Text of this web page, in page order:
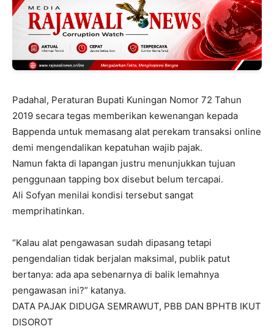
Padahal, Peraturan Bupati Kuningan Nomor 72 Tahun
2019 secara tegas memberikan kewenangan kepada
Bappenda untuk memasang alat perekam transaksi online
demi mengendalikan kepatuhan wajib pajak.
Namun fakta di lapangan justru menunjukkan tujuan
penggunaan tapping box disebut belum tercapai.
Ali Sofyan menilai kondisi tersebut sangat
memprihatinkan.
“Kalau alat pengawasan sudah dipasang tetapi
pengendalian tidak berjalan maksimal, publik patut
bertanya: ada apa sebenarnya di balik lemahnya
pengawasan ini?” katanya.
DATA PAJAK DIDUGA SEMRAWUT, PBB DAN BPHTB IKUT
DISOROT